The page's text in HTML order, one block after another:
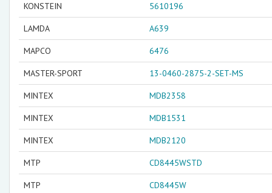
KONSTEIN 5610196
LAMDA A639
MAPCO 6476
MASTER-SPORT 13-0460-2875-2-SET-MS
MINTEX MDB2358
MINTEX MDB1531
MINTEX MDB2120
MTP CD8445WSTD
MTP CD8445W